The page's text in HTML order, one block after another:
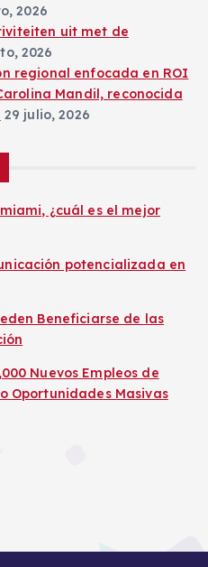
2026
uit met de
2026
regional enfocada en ROI
Mandil, reconocida
29 julio, 2026
¿cuál es el mejor
potencializada en
Beneficiarse de las
Nuevos Empleos de
Oportunidades Masivas